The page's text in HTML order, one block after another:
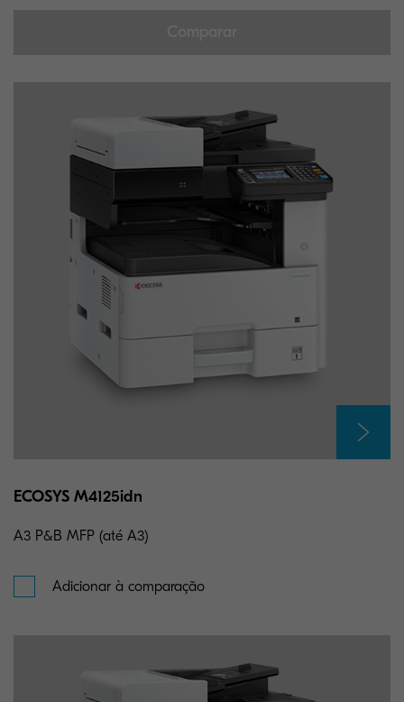
ECOSYS M4125idn
A3 P&B MFP (até A3)
Adicionar à comparação